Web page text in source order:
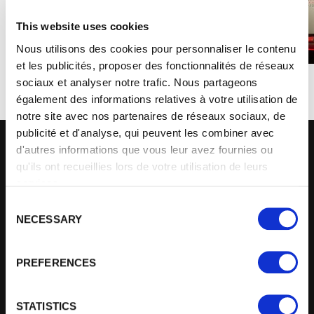
This website uses cookies
Nous utilisons des cookies pour personnaliser le contenu
et les publicités, proposer des fonctionnalités de réseaux
sociaux et analyser notre trafic. Nous partageons
également des informations relatives à votre utilisation de
notre site avec nos partenaires de réseaux sociaux, de
publicité et d'analyse, qui peuvent les combiner avec
d'autres informations que vous leur avez fournies ou
qu'ils ont recueillies lors de votre utilisation de leurs
NECESSARY
PREFERENCES
STATISTICS
ENTRÉE SUD / AGORA
PARKING SUD